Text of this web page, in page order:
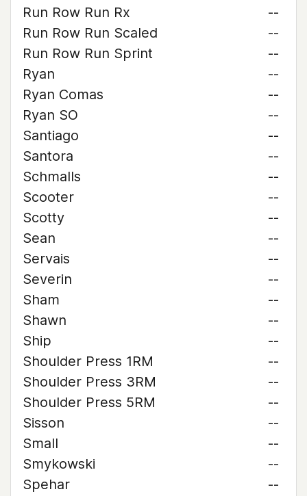
Run Row Run Rx
--
Run Row Run Scaled
--
Run Row Run Sprint
--
Ryan
--
Ryan Comas
--
Ryan SO
--
Santiago
--
Santora
--
Schmalls
--
Scooter
--
Scotty
--
Sean
--
Servais
--
Severin
--
Sham
--
Shawn
--
Ship
--
Shoulder Press 1RM
--
Shoulder Press 3RM
--
Shoulder Press 5RM
--
Sisson
--
Small
--
Smykowski
--
Spehar
--